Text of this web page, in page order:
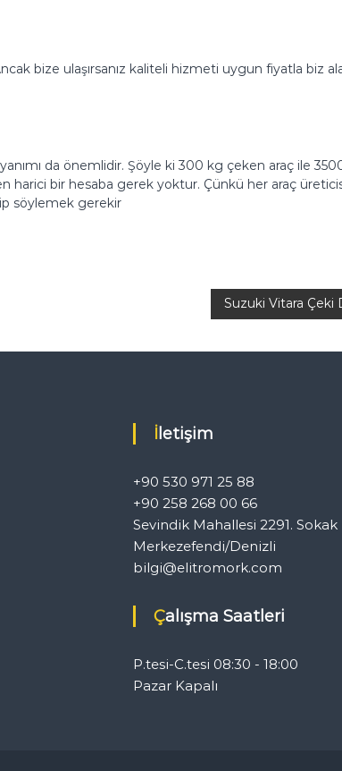
bize ulaşırsanız kaliteli hizmeti uygun fiyatla biz
da önemlidir. Şöyle ki 300 kg çeken araç ile
harici bir hesaba gerek yoktur. Çünkü her araç
söylemek gerekir
Suzuki Vitara
İletişim
+90 530 971 25 88
+90 258 268 00 66
Sevindik Mahallesi 2291. Sokak
Merkezefendi/Denizli
bilgi@elitromork.com
Çalışma Saatleri
P.tesi-C.tesi 08:30 - 18:00
Pazar Kapalı